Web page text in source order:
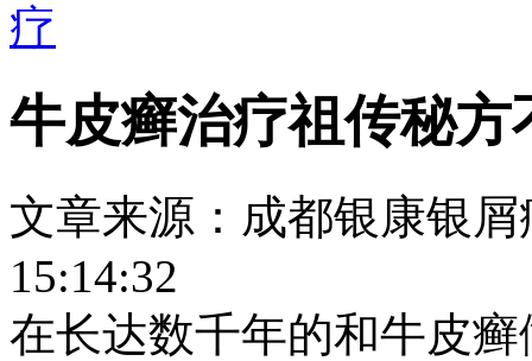
疗
牛皮癣治疗祖传秘方
文章来源：成都银康银
15:14:32
在长达数千年的和牛皮